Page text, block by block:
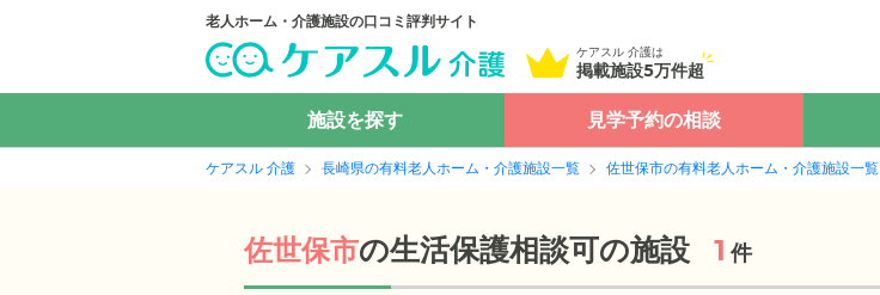
老人ホーム・介護施設の口コミ評判サイト
ケアスル 介護は
掲載施設5万件超
施設を探す 見学予約の相談
ケアスル 介護 長崎県の有料老人ホーム・介護施設一覧 佐世保市の有料老人ホーム・介護施設一覧
佐世保市の生活保護相談可の施設 1 件